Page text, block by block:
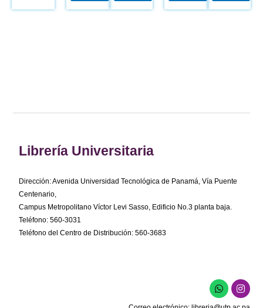
Librería Universitaria
Dirección: Avenida Universidad Tecnológica de Panamá, Vía Puente
Centenario,
Campus Metropolitano Víctor Levi Sasso, Edificio No.3 planta baja.
Teléfono: 560-3031
Teléfono del Centro de Distribución: 560-3683
W
h
a
I
n